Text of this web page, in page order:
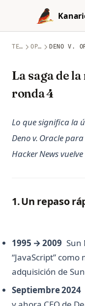
Skip to content
TEMAS OPENSOURCE DENO V.
La saga de
ronda 4
Lo que significa la
Deno v. Oracle
Hacker News
1. Un repaso
1995 → 2009 Sun
“JavaScript”
adquisición de
Septiembre 2024